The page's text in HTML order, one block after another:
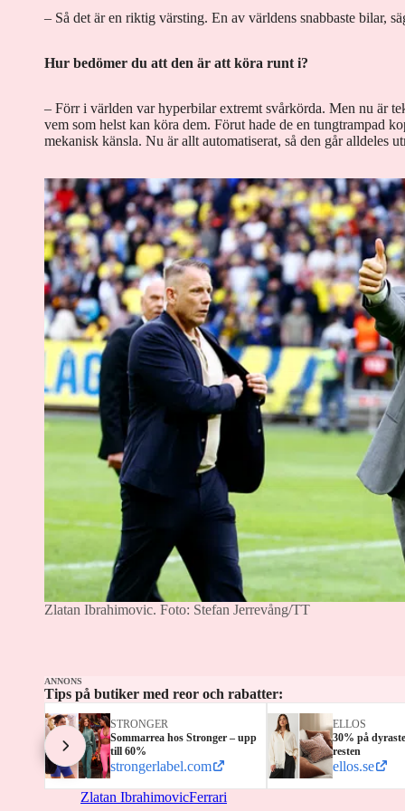
– Så det är en riktig värsting. En av världens snabbaste bilar,
Hur bedömer du att den är att köra runt i?
– Förr i världen var hyperbilar extremt svårkörda. Men nu är
vem som helst kan köra dem. Förut hade de en tungtrampad
mekanisk känsla. Nu är allt automatiserat, så den går alldeles
Zlatan Ibrahimovic. Foto: Stefan Jerrevång/TT
ANNONS
Tips på butiker med reor och rabatter:
STRONGER
Sommarrea hos Stronger – upp
till 60%
strongerlabel.com
ELLOS
30% på
resten
ellos.se
Zlatan IbrahimovicFerrari